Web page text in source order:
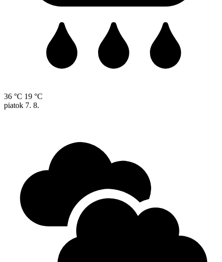
36 °C 19 °C
piatok 7. 8.